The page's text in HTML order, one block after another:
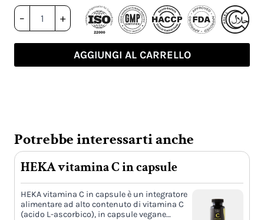
–
HEKA
capsule
il
+
AGGIUNGI AL CARRELLO
Potrebbe interessarti anche
HEKA vitamina C in capsule
HEKA vitamina C in capsule è un integratore
alimentare ad alto contenuto di vitamina C
(acido L-ascorbico), in capsule vegane…